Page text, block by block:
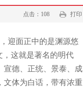
打印
点击：108
迎面正中的是渊源悠
，这就是著名的明代
宣德、正统、景泰、成
文体为白话，带有浓重